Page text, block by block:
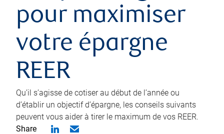
pour maximiser
votre épargne
REER
Qu’il s’agisse de cotiser au début de l’année ou
d’établir un objectif d’épargne, les conseils suivants
peuvent vous aider à tirer le maximum de vos REER.
Share